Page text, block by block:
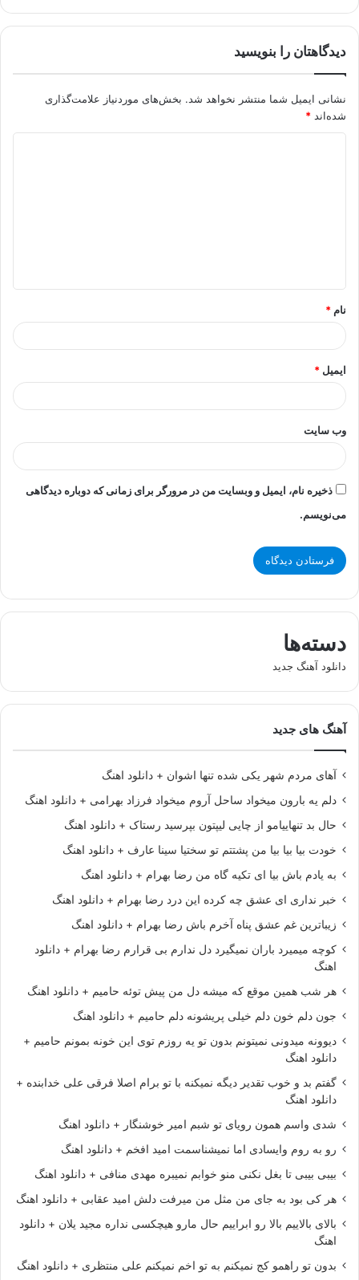
دیدگاهتان را بنویسید
نشانی ایمیل شما منتشر نخواهد شد. بخش‌های موردنیاز علامت‌گذاری
شده‌اند *
*
نام *
ایمیل *
وب‌ سایت
ذخیره نام، ایمیل و وبسایت من در مرورگر برای زمانی که دوباره دیدگاهی
می‌نویسم.
دسته‌ها
دانلود آهنگ جدید
آهنگ های جدید
آهای مردم شهر یکی شده تنها اشوان + دانلود اهنگ
دلم یه بارون میخواد ساحل آروم میخواد فرزاد بهرامی + دانلود اهنگ
حال بد تنهاییامو از چایی لیپتون بپرسید رستاک + دانلود اهنگ
خودت بیا بیا بیا من پشتتم تو سختیا سینا عارف + دانلود اهنگ
به یادم باش بیا ای تکیه گاه من رضا بهرام + دانلود اهنگ
خبر نداری ای عشق چه کرده این درد رضا بهرام + دانلود اهنگ
زیباترین غم عشق پناه آخرم باش رضا بهرام + دانلود اهنگ
کوچه میمیرد باران نمیگیرد دل ندارم بی قرارم رضا بهرام + دانلود
اهنگ
هر شب همین موقع که میشه دل من پیش توئه حامیم + دانلود اهنگ
جون دلم خون دلم خیلی پریشونه دلم حامیم + دانلود اهنگ
دیوونه میدونی نمیتونم بدون تو یه روزم توی این خونه بمونم حامیم +
دانلود اهنگ
گفتم بد و خوب تقدیر دیگه نمیکنه با تو برام اصلا فرقی علی خدابنده +
دانلود اهنگ
شدی واسم همون رویای تو شبم امیر خوشنگار + دانلود اهنگ
رو به روم وایسادی اما نمیشناسمت امید افخم + دانلود اهنگ
بیبی بیبی تا بغل نکنی منو خوابم نمیبره مهدی منافی + دانلود اهنگ
هر کی بود به جای من مثل من میرفت دلش امید عقابی + دانلود اهنگ
بالای بالاییم بالا رو ابراییم حال مارو هیچکسی نداره مجید یلان + دانلود
اهنگ
بدون تو راهمو کج نمیکنم به تو اخم نمیکنم علی منتظری + دانلود اهنگ